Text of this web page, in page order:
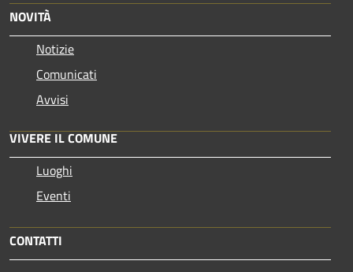
NOVITÀ
Notizie
Comunicati
Avvisi
VIVERE IL COMUNE
Luoghi
Eventi
CONTATTI